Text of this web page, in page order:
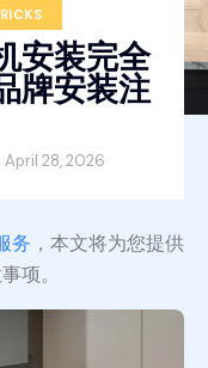
安装完全
牌安装注
April 28, 2026
务 ，本文将为您提供
项。